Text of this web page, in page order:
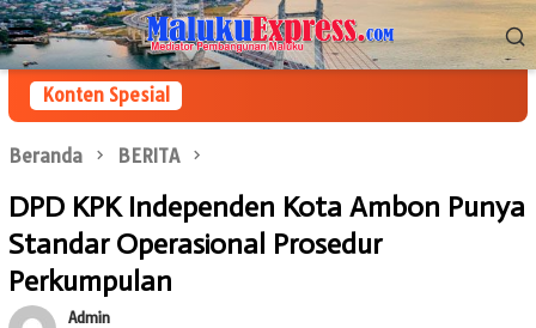
Loncat
ke
konten
Menu
Mobile
Konten Spesial
Beranda BERITA
DPD KPK Independen Kota Ambon Punya
Standar Operasional Prosedur
Perkumpulan
Admin